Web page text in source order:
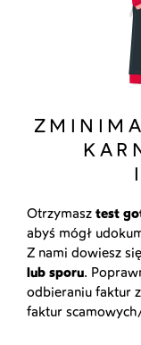
Otrzymasz test
abyś mógł
Z nami dowiesz
lub sporu.
odbieraniu faktur
faktur